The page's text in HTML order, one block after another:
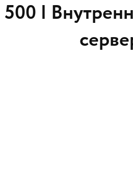
500 |